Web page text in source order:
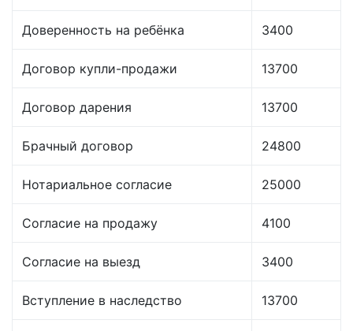
Доверенность на ребёнка 3400
Договор купли-продажи 13700
Договор дарения 13700
Брачный договор 24800
Нотариальное согласие 25000
Согласие на продажу 4100
Согласие на выезд 3400
Вступление в наследство 13700